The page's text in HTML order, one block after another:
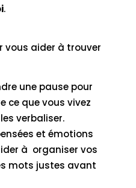
.
vous aider à trouver
une pause pour
ce que vous vivez
verbaliser.
et émotions
à organiser vos
mots justes avant